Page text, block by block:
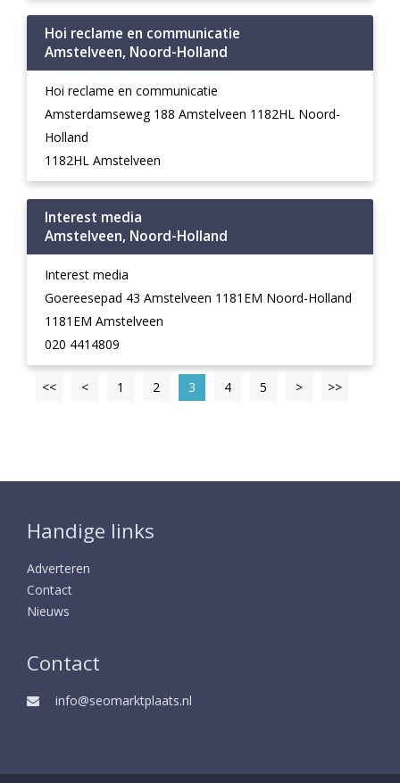
Hoi reclame en communicatie
Amstelveen, Noord-Holland
Hoi reclame en communicatie
Amsterdamseweg 188 Amstelveen 1182HL Noord-
Holland
1182HL Amstelveen
Interest media
Amstelveen, Noord-Holland
Interest media
Goereesepad 43 Amstelveen 1181EM Noord-Holland
1181EM Amstelveen
020 4414809
<< < 1 2 3 4 5 > >>
Handige links
Adverteren
Contact
Nieuws
Contact
info@seomarktplaats.nl